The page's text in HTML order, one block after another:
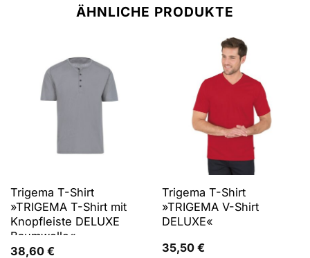
ÄHNLICHE PRODUKTE
Trigema T-Shirt
»TRIGEMA T-Shirt mit
Knopfleiste DELUXE
Baumwolle«
38,60 €
Trigema T-Shirt
»TRIGEMA V-Shirt
DELUXE«
35,50 €